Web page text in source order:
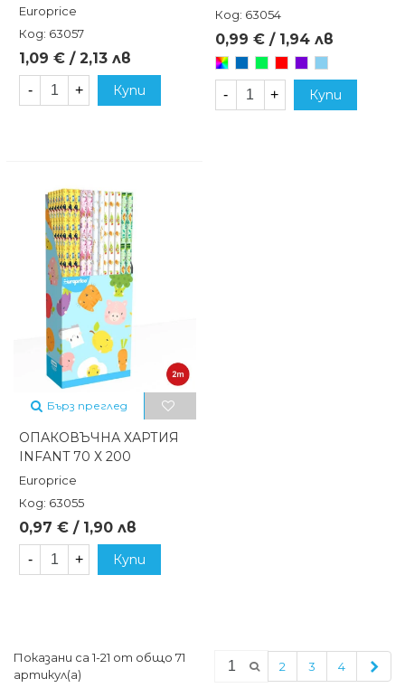
Europrice
Код: 63057
1,09 € / 2,13 лв
- + Купи
Код: 63054
0,99 € / 1,94 лв
Произволен/
- + Купи
Бърз преглед
ОПАКОВЪЧНА ХАРТИЯ
INFANT 70 Х 200
Europrice
Код: 63055
0,97 € / 1,90 лв
- + Купи
Показани са 1-21 от общо 71
артикул(а)
2 3 4